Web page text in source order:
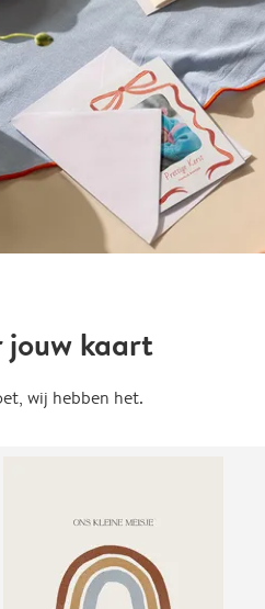
jouw kaart
wij hebben het.